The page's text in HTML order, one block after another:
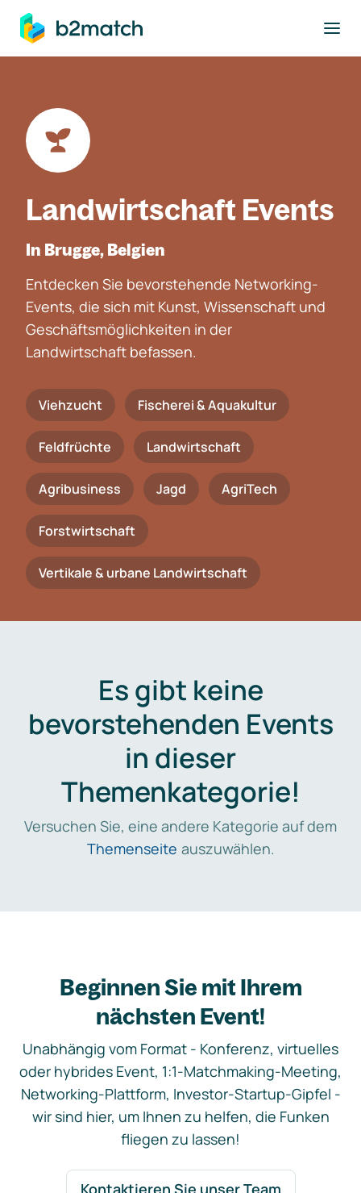
springen
Landwirtschaft Events
In Brugge, Belgien
Entdecken Sie bevorstehende Networking-
Events, die sich mit Kunst, Wissenschaft und
Geschäftsmöglichkeiten in der
Landwirtschaft befassen.
Viehzucht Fischerei & Aquakultur
Feldfrüchte Landwirtschaft
Agribusiness Jagd AgriTech
Forstwirtschaft
Vertikale & urbane Landwirtschaft
Es gibt keine
bevorstehenden Events
in dieser
Themenkategorie!
Versuchen Sie, eine andere Kategorie auf dem
Themenseite auszuwählen.
Beginnen Sie mit Ihrem
nächsten Event!
Unabhängig vom Format - Konferenz, virtuelles
oder hybrides Event, 1:1-Matchmaking-Meeting,
Networking-Plattform, Investor-Startup-Gipfel -
wir sind hier, um Ihnen zu helfen, die Funken
fliegen zu lassen!
Kontaktieren Sie unser Team